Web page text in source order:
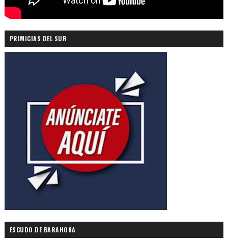
PRIMICIAS DEL SUR
ESCUDO DE BARAHONA